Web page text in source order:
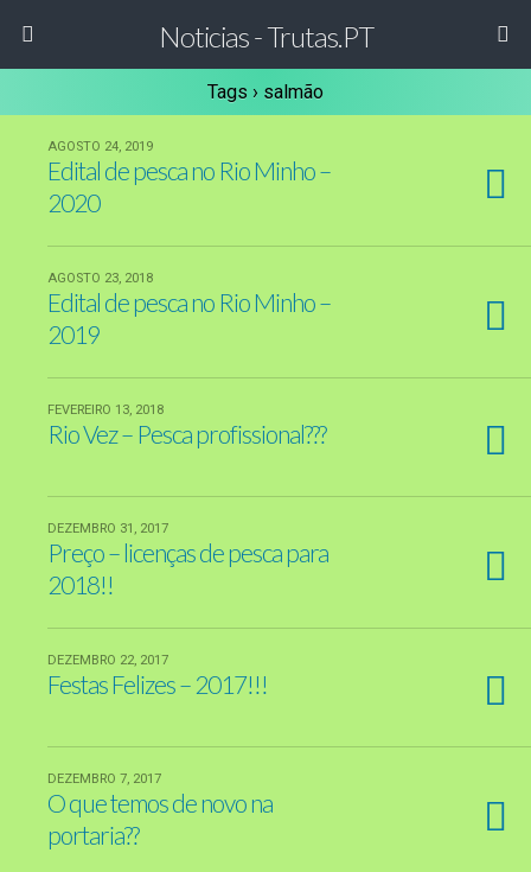
Noticias - Trutas.PT
Tags › salmão
AGOSTO 24, 2019
Edital de pesca no Rio Minho –
2020
AGOSTO 23, 2018
Edital de pesca no Rio Minho –
2019
FEVEREIRO 13, 2018
Rio Vez – Pesca profissional???
DEZEMBRO 31, 2017
Preço – licenças de pesca para
2018!!
DEZEMBRO 22, 2017
Festas Felizes – 2017!!!
DEZEMBRO 7, 2017
O que temos de novo na
portaria??